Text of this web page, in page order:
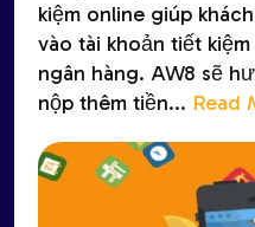
kiệm online giúp
vào tài khoản tiết
ngân hàng. AW8 sẽ
nộp thêm tiền... Read